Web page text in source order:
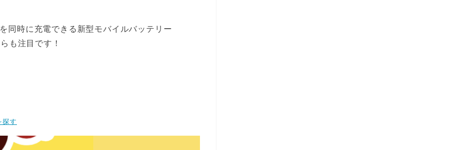
同時に充電できる新型モバイルバッテリー
も注目です！
探す